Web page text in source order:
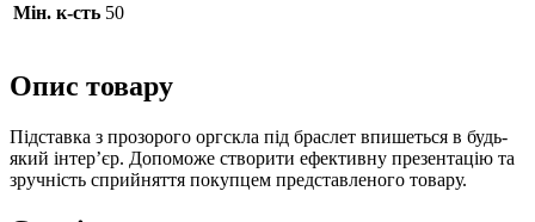
Мін. к-сть 50
Опис товару
Підставка з прозорого оргскла під браслет впишеться в будь-
який інтер’єр. Допоможе створити ефективну презентацію та
зручність сприйняття покупцем представленого товару.